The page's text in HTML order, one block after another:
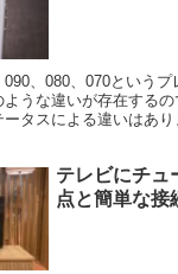
、080、070という
うな違いが存在する
タスによる違いはあり
テレビにチュ
点と簡単な接